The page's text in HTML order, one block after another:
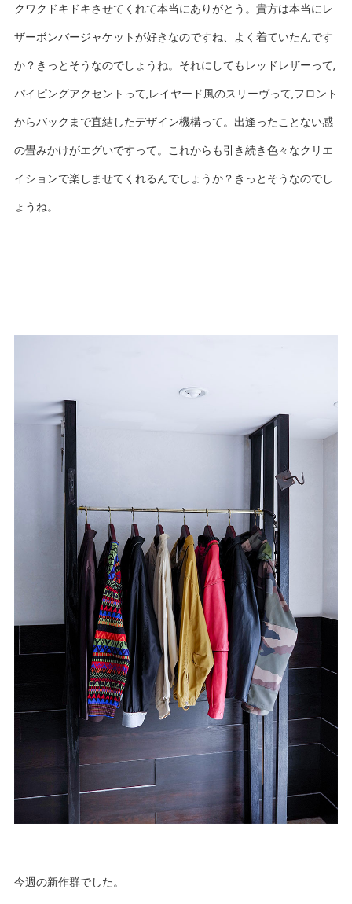
クワクドキドキさせてくれて本当にありがとう。貴方は本当にレ
ザーボンバージャケットが好きなのですね、よく着ていたんです
か？きっとそうなのでしょうね。それにしてもレッドレザーって,
パイピングアクセントって,レイヤード風のスリーヴって,フロント
からバックまで直結したデザイン機構って。出逢ったことない感
の畳みかけがエグいですって。これからも引き続き色々なクリエ
イションで楽しませてくれるんでしょうか？きっとそうなのでし
ょうね。
今週の新作群でした。